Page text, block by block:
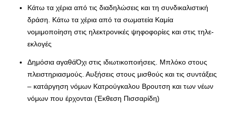
Κάτω τα χέρια από τις διαδηλώσεις και τη συνδικαλιστική
δράση. Κάτω τα χέρια από τα σωματεία Καμία
νομιμοποίηση στις ηλεκτρονικές ψηφοφορίες και στις τηλε-
εκλογές
Δημόσια αγαθάΌχι στις ιδιωτικοποιήσεις. Μπλόκο στους
πλειστηριασμούς. Αυξήσεις στους μισθούς και τις συντάξεις
– κατάργηση νόμων Κατρούγκαλου Βρουτση και των νέων
νόμων που έρχονται (Έκθεση Πισσαρίδη)